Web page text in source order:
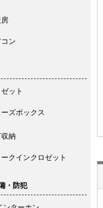
房
ン
ット
ーズボックス
収納
クインクロゼット
・防犯